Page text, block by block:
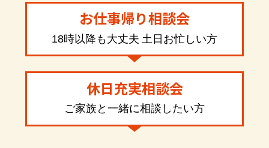
お仕事帰り相談会
18時以降も大丈夫 土日お忙しい方
休日充実相談会
ご家族と一緒に相談したい方